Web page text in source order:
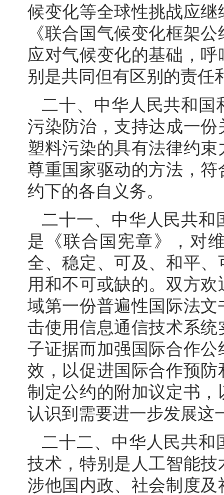
候变化等全球性挑战应
《联合国气候变化框架
应对气候变化的基础，
别是共同但有区别的责任
二十、中华人民共和国
污染防治，支持达成一
塑料污染的具有法律约
尊重国家驱动的方法，
约下的各自义务。
二十一、中华人民共和
是《联合国宪章》，对
全、稳定、可及、和平
用和不可或缺的。双方
域第一份普遍性国际法
击使用信息通信技术系
子证据而加强国际合作
效，以促进国际合作预
制定公约的附加议定书
认识到需要进一步发展这
二十二、中华人民共和
技术，特别是人工智能
涉他国内政、社会制度